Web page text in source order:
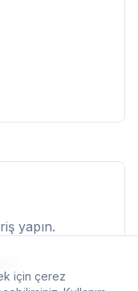
yapın.
için çerez